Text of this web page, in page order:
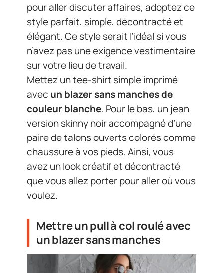
pour aller discuter affaires, adoptez ce
style parfait, simple, décontracté et
élégant. Ce style serait l’idéal si vous
n’avez pas une exigence vestimentaire
sur votre lieu de travail.
Mettez un tee-shirt simple imprimé
avec un blazer sans manches de
couleur blanche. Pour le bas, un jean
version skinny noir accompagné d’une
paire de talons ouverts colorés comme
chaussure à vos pieds. Ainsi, vous
avez un look créatif et décontracté
que vous allez porter pour aller où vous
voulez.
Mettre un pull à col roulé avec
un blazer sans manches